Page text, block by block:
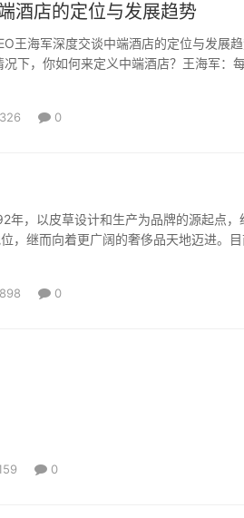
酒店的定位与发展趋势
王海军深度交谈中端酒店的定位与发展
下，你如何来定义中端酒店？王海军：
年出来创业，期间已经过了十年了。
费者需要一个符合他的...
0
年，以皮草设计和生产为品牌的源起点，
，继而向着更广阔的奢侈品天地迈进。目
其时尚创新的风格、奢华高贵的品质一直
草在多年为国际皮草品...
0
0